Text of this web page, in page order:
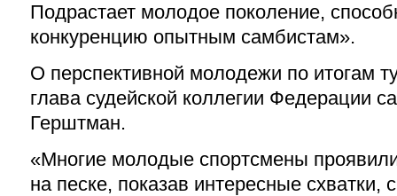
Подрастает молодое поколение,
конкуренцию опытным самбистам».
О перспективной молодежи по итогам
глава судейской коллегии Федерации
Герштман.
«Многие молодые спортсмены
на песке, показав интересные схватки,